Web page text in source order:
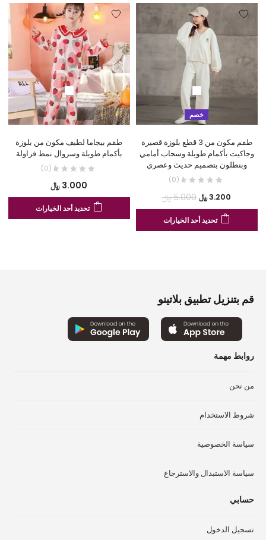
طقم بيجاما لطيف مكون من بلوزة
بأكمام طويلة وسروال نمط فراولة
(0)
3.000 ﷼
تحديد أحد الخيارات
خصم
طقم مكون من 3 قطع بلوزة قصيرة
وجاكيت بأكمام طويلة وسحاب أمامي
وبنطلون بتصميم حديث وعصري
(0)
3.200﷼السعر
الحالي
هو:
5.000 ﷼السعر
الأصلي
تحديد أحد الخيارات
العديد
اختيار
الخيارات
قم بتنزيل تطبيق بلاتينو
روابط مهمة
من نحن
شروط الاستخدام
سياسة الخصوصية
سياسة الاستبدال والاسترجاع
حسابي
تسجيل الدخول